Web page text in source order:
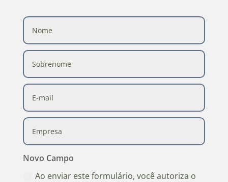
Novo Campo
Ao enviar este formulário, você autoriza o